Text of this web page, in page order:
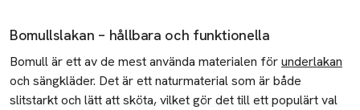
Midsommardukning
Juldukning inspiration
Julpynta fönster
Bomullslakan – hållbara och funktionella
Bomull är ett av de mest använda materialen förunderlakan
och sängkläder. Det är ett naturmaterial som är både
slitstarkt och lätt att sköta, vilket gör det till ett populärt val